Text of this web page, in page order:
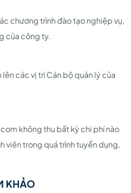
chương trình đào tạo nghiệp vụ,
của công ty.
các vị trí Cán bộ quản lý của
không thu bất kỳ chi phí nào
viên trong quá trình tuyển dụng,
KHẢO